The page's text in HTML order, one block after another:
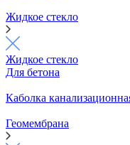
Жидкое стекло
Жидкое стекло
Для бетона
Каболка
Геомембрана